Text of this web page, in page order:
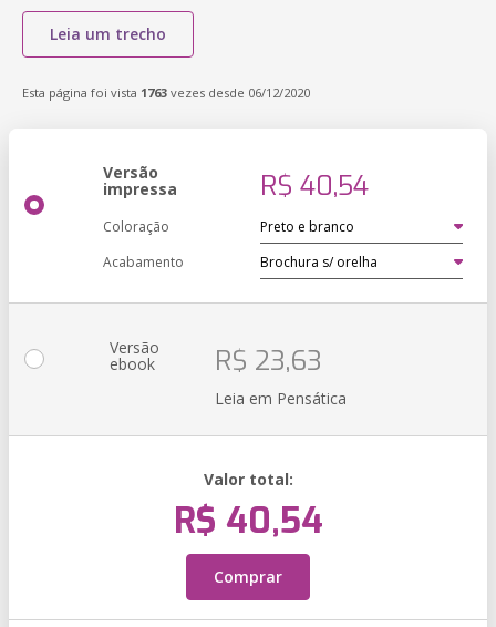
Leia um trecho
Esta página foi vista 1763 vezes desde 06/12/2020
Versão
impressa R$ 40,54
Coloração
Acabamento
Versão
ebook R$ 23,63
Leia em Pensática
Valor total:
R$ 40,54
Comprar